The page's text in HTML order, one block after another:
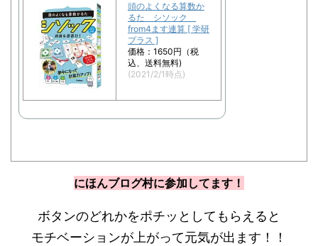
頭のよくなる算数か
るた シソック
from4ます連算 [ 学研
プラス ]
価格：1650円（税
込、送料無料)
(2021/2/1時点)
にほんブログ村に参加してます！
ボタンのどれかをポチッとしてもらえると
モチベーションが上がって元気が出ます！！